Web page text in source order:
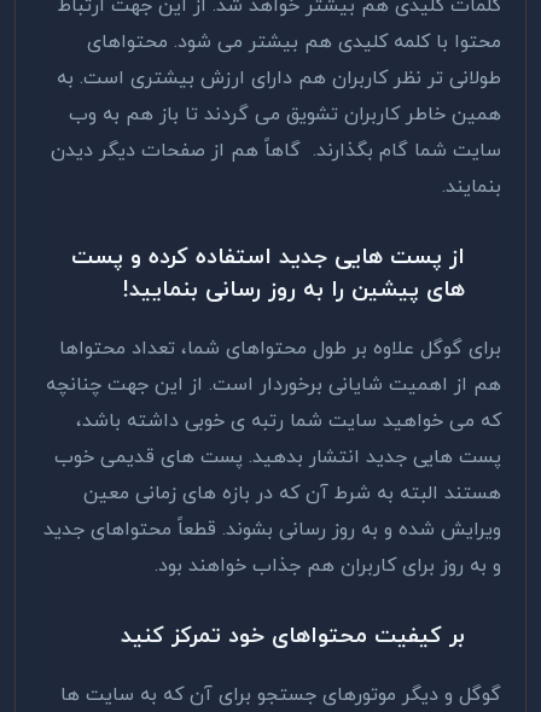
کلمات کلیدی هم بیشتر خواهد شد. از این جهت ارتباط
محتوا با کلمه کلیدی هم بیشتر می شود. محتواهای
طولانی تر نظر کاربران هم دارای ارزش بیشتری است. به
همین خاطر کاربران تشویق می گردند تا باز هم به وب
سایت شما گام بگذارند. گاهاً هم از صفحات دیگر دیدن
بنمایند.
از پست هایی جدید استفاده کرده و پست
های پیشین را به روز رسانی بنمایید!
برای گوگل علاوه بر طول محتواهای شما، تعداد محتواها
هم از اهمیت شایانی برخوردار است. از این جهت چنانچه
که می خواهید سایت شما رتبه ی خوبی داشته باشد،
پست هایی جدید انتشار بدهید.‌ پست های قدیمی خوب
هستند البته به شرط آن که در بازه های زمانی معین
ویرایش شده و به روز رسانی بشوند. قطعاً محتواهای جدید
و به روز برای کاربران هم جذاب خواهند بود.
بر کیفیت محتواهای خود تمرکز کنید
گوگل و دیگر موتورهای جستجو برای آن که به سایت ها